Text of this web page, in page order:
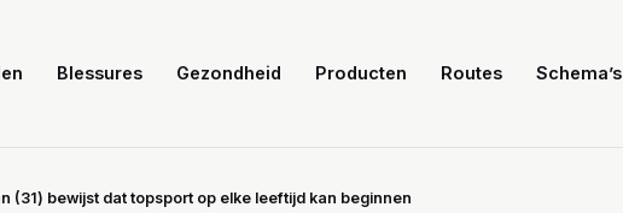
Blessures Gezondheid Producten Routes Schema’s
(31) bewijst dat topsport op elke leeftijd kan beginnen